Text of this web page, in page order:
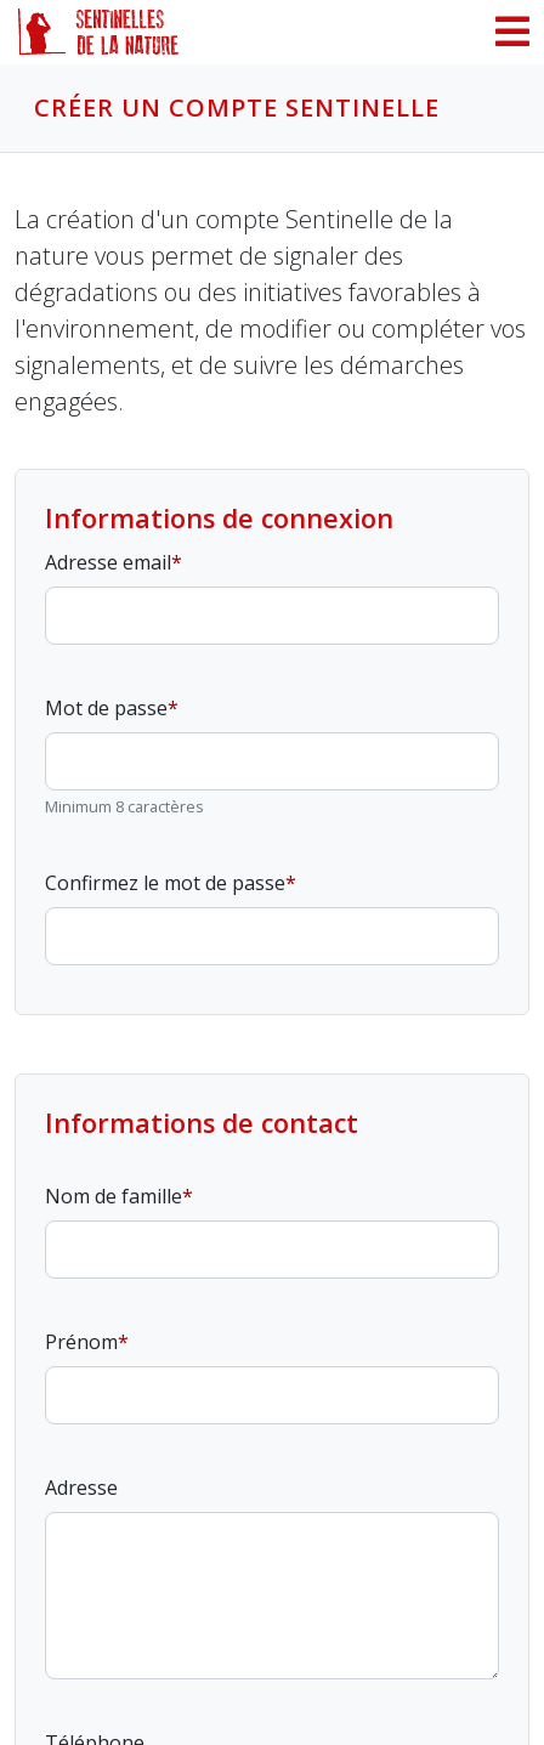
CRÉER UN COMPTE SENTINELLE
La création d'un compte Sentinelle de la
nature vous permet de signaler des
dégradations ou des initiatives favorables à
l'environnement, de modifier ou compléter vos
signalements, et de suivre les démarches
engagées.
Informations de connexion
Adresse email
Mot de passe
Minimum 8 caractères
Confirmez le mot de passe
Informations de contact
Nom de famille
Prénom
Adresse
Panneau de gestion des cookies